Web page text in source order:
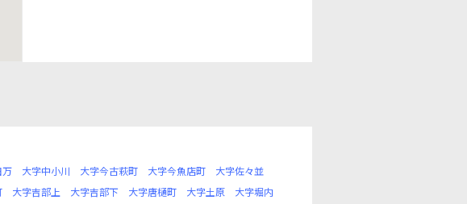
万 大字中小川 大字今古萩町 大字今魚店町
大字佐々並
大字吉部上 大字吉部下 大字唐樋町 大字土原
大字堀内